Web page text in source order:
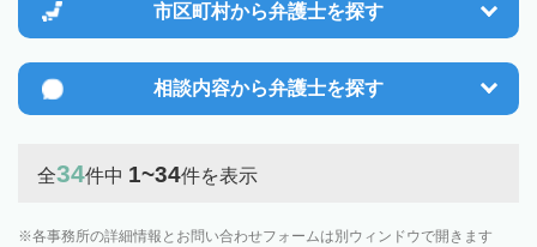
市区町村から弁護士を探す
相談内容から弁護士を探す
全34件中 1~34件を表示
各事務所の詳細情報とお問い合わせフォームは別ウィンドウで開きます